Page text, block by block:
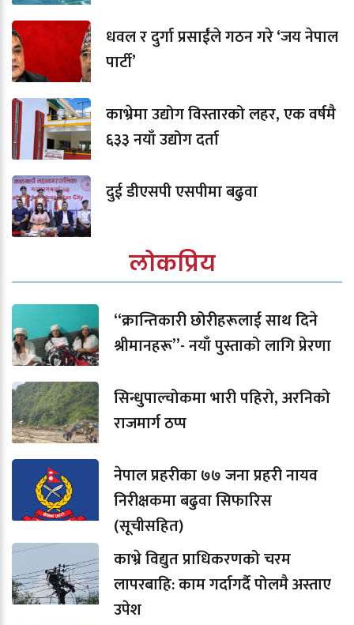
धवल र दुर्गा प्रसाईंले गठन गरे ‘जय नेपाल
पार्टी’
काभ्रेमा उद्योग विस्तारको लहर, एक वर्षमै
६३३ नयाँ उद्योग दर्ता
दुई डीएसपी एसपीमा बढुवा
लोकप्रिय
“क्रान्तिकारी छोरीहरूलाई साथ दिने
श्रीमानहरू”- नयाँ पुस्ताको लागि प्रेरणा
सिन्धुपाल्चोकमा भारी पहिरो, अरनिको
राजमार्ग ठप्प
नेपाल प्रहरीका ७७ जना प्रहरी नायव
निरीक्षकमा बढुवा सिफारिस
(सूचीसहित)
काभ्रे विद्युत प्राधिकरणको चरम
लापरबाहि: काम गर्दागर्दै पोलमै अस्ताए
उपेश